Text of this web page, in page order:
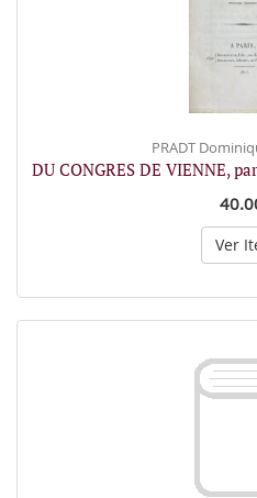
PRADT
DU CONGRES DE VIENNE,
Ver